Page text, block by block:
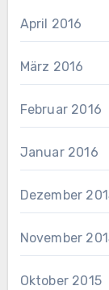
April 2016
März 2016
Februar 2016
Januar 2016
Dezember
November
Oktober 2015